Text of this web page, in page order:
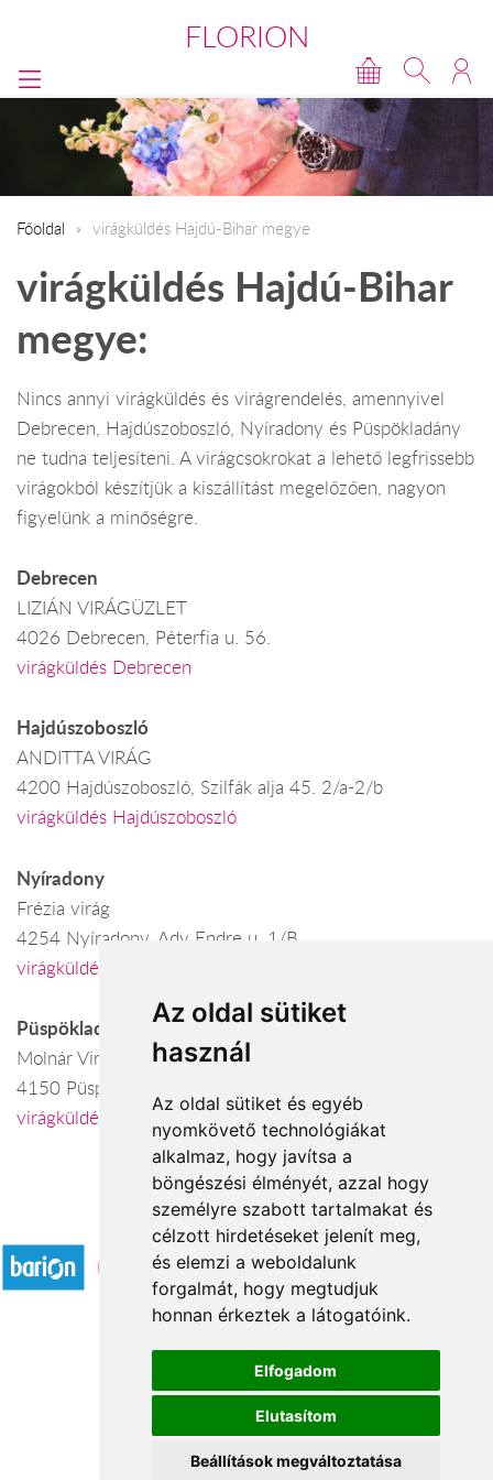
Az oldal sütiket
használ
Az oldal sütiket és egyéb
nyomkövető technológiákat
alkalmaz, hogy javítsa a
böngészési élményét, azzal hogy
személyre szabott tartalmakat és
célzott hirdetéseket jelenít meg,
és elemzi a weboldalunk
forgalmát, hogy megtudjuk
honnan érkeztek a látogatóink.
Elfogadom
Elutasítom
Beállítások megváltoztatása
FLORION
Főoldal virágküldés Hajdú-Bihar megye
virágküldés Hajdú-Bihar
megye:
Nincs annyi virágküldés és virágrendelés, amennyivel
Debrecen, Hajdúszoboszló, Nyíradony és Püspökladány
ne tudna teljesíteni. A virágcsokrokat a lehető legfrissebb
virágokból készítjük a kiszállítást megelőzően, nagyon
figyelünk a minőségre.
Debrecen
LIZIÁN VIRÁGÜZLET
4026 Debrecen, Péterfia u. 56.
virágküldés Debrecen
Hajdúszoboszló
ANDITTA VIRÁG
4200 Hajdúszoboszló, Szilfák alja 45. 2/a-2/b
virágküldés Hajdúszoboszló
Nyíradony
Frézia virág
4254 Nyíradony, Ady Endre u. 1/B
virágküldés Nyíradony
Püspökladány
Molnár Virágbolt
4150 Püspökladány, Szent István u 1
virágküldés Püspökladány
Elfogadott fizetési módok
Á.SZ.F.
Impresszum
Adatkezelési tájékoztató